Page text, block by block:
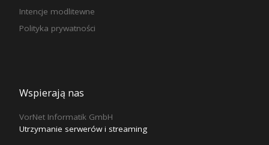
Intencje modlitewne
Polityka prywatności
Wspierają nas
VorNet Informatik GmbH
Utrzymanie serwerów i streaming